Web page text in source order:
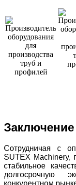
Заключение
Сотрудничая с
SUTEX Machinery,
стабильное
долгосрочную
конкурентном